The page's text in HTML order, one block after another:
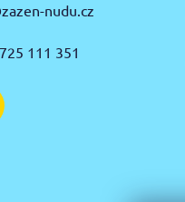
zazen-nudu.cz
111 351